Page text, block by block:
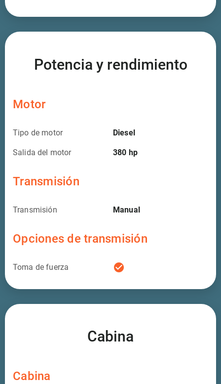
Potencia y rendimiento
Motor
Tipo de motor Diesel
Salida del motor 380 hp
Transmisión
Transmisión Manual
Opciones de transmisión
Toma de fuerza check_circle
Cabina
Cabina